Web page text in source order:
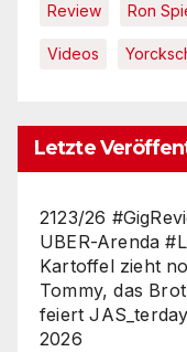
Review Ron
Videos
Letzte
2123/26
UBER-Arenda
Kartoffel zieht
Tommy, das
feiert
2026